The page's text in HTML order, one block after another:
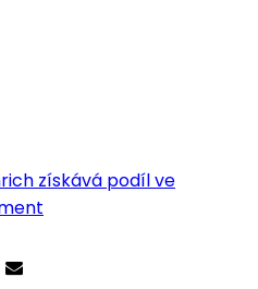
získává podíl ve